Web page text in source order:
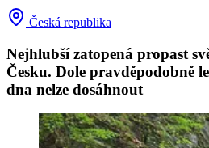
Česká republika
Nejhlubší zatopená propast
Česku. Dole pravděpodobně
dna nelze dosáhnout